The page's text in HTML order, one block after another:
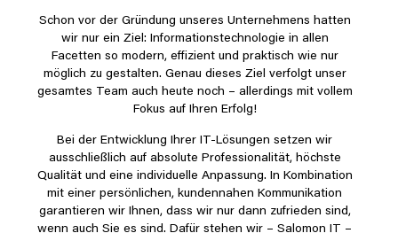
Schon vor der Gründung unseres Unternehmens hatten
wir nur ein Ziel: Informationstechnologie in allen
Facetten so modern, effizient und praktisch wie nur
möglich zu gestalten. Genau dieses Ziel verfolgt unser
gesamtes Team auch heute noch – allerdings mit vollem
Fokus auf Ihren Erfolg!
Bei der Entwicklung Ihrer IT-Lösungen setzen wir
ausschließlich auf absolute Professionalität, höchste
Qualität und eine individuelle Anpassung. In Kombination
mit einer persönlichen, kundennahen Kommunikation
garantieren wir Ihnen, dass wir nur dann zufrieden sind,
wenn auch Sie es sind. Dafür stehen wir – Salomon IT –